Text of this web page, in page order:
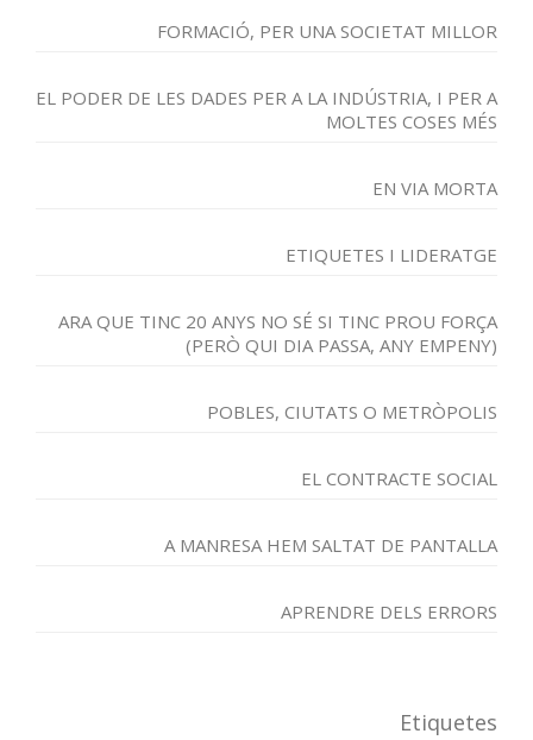
FORMACIÓ, PER UNA SOCIETAT MILLOR
EL PODER DE LES DADES PER A LA INDÚSTRIA, I PER A
MOLTES COSES MÉS
EN VIA MORTA
ETIQUETES I LIDERATGE
ARA QUE TINC 20 ANYS NO SÉ SI TINC PROU FORÇA
(PERÒ QUI DIA PASSA, ANY EMPENY)
POBLES, CIUTATS O METRÒPOLIS
EL CONTRACTE SOCIAL
A MANRESA HEM SALTAT DE PANTALLA
APRENDRE DELS ERRORS
Etiquetes